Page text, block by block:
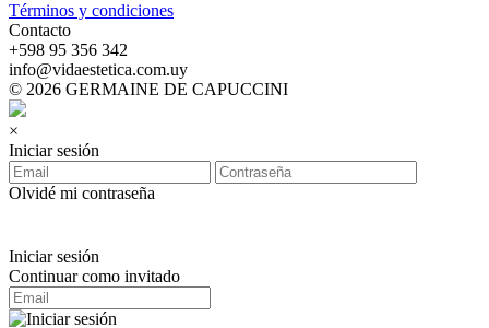
Términos y condiciones
Contacto
‪+598 95 356 342‬
info@vidaestetica.com.uy
© 2026 GERMAINE DE CAPUCCINI
×
Iniciar sesión
Olvidé mi contraseña
Iniciar sesión
Continuar como invitado